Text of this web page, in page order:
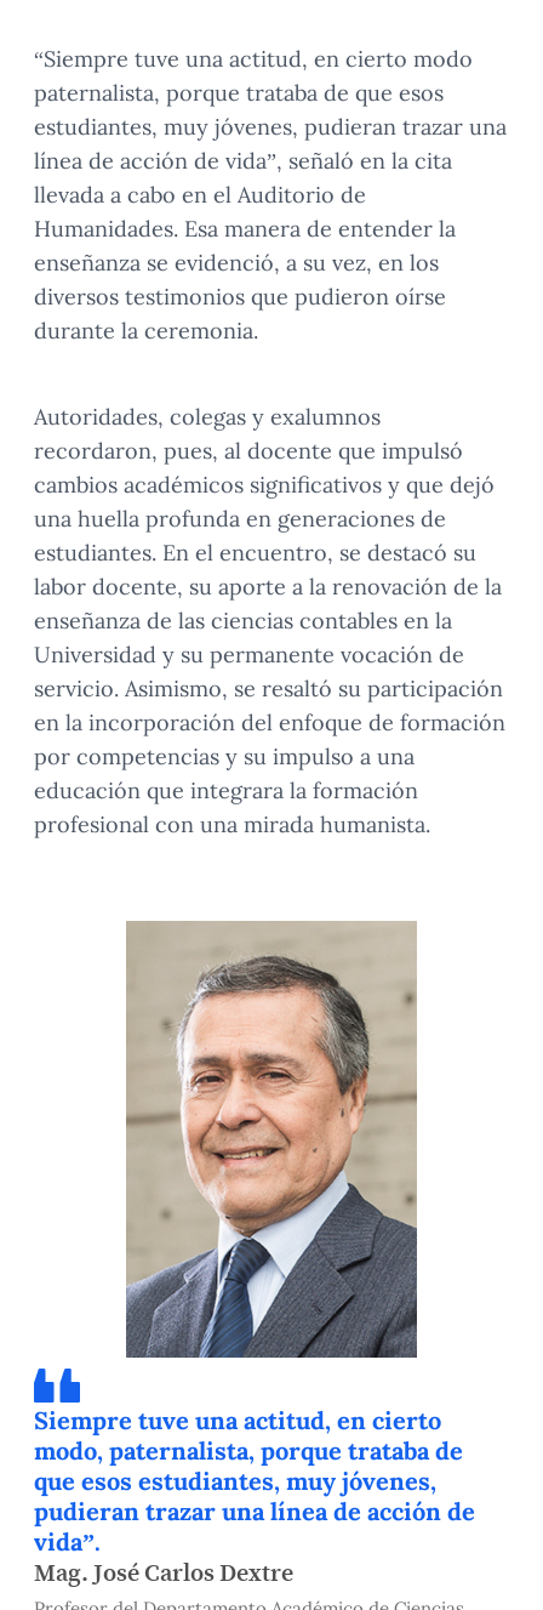
“Siempre tuve una actitud, en cierto modo
paternalista, porque trataba de que esos
estudiantes, muy jóvenes, pudieran trazar una
línea de acción de vida”, señaló en la cita
llevada a cabo en el Auditorio de
Humanidades. Esa manera de entender la
enseñanza se evidenció, a su vez, en los
diversos testimonios que pudieron oírse
durante la ceremonia.
Autoridades, colegas y exalumnos
recordaron, pues, al docente que impulsó
cambios académicos significativos y que dejó
una huella profunda en generaciones de
estudiantes. En el encuentro, se destacó su
labor docente, su aporte a la renovación de la
enseñanza de las ciencias contables en la
Universidad y su permanente vocación de
servicio. Asimismo, se resaltó su participación
en la incorporación del enfoque de formación
por competencias y su impulso a una
educación que integrara la formación
profesional con una mirada humanista.
Siempre tuve una actitud, en cierto
modo, paternalista, porque trataba de
que esos estudiantes, muy jóvenes,
pudieran trazar una línea de acción de
vida”.
Mag. José Carlos Dextre